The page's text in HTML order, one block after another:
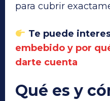
para cubrir
Te puede
embebido y por
darte cuenta
Qué es y